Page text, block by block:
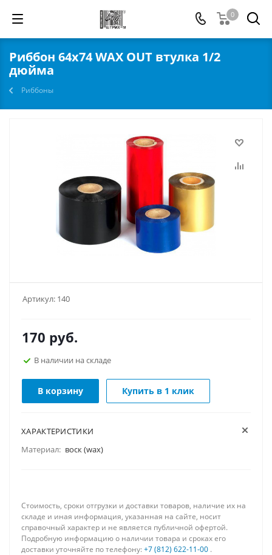
0
Риббон 64х74 WAX OUT втулка 1/2
дюйма
Риббоны
Артикул: 140
170 руб.
В наличии на складе
В корзину Купить в 1 клик
ХАРАКТЕРИСТИКИ
Материал: воск (wax)
Стоимость, сроки отгрузки и доставки товаров, наличие их на
складе и иная информация, указанная на сайте, носит
справочный характер и не является публичной офертой.
Подробную информацию о наличии товара и сроках его
доставки уточняйте по телефону: +7 (812) 622-11-00 .